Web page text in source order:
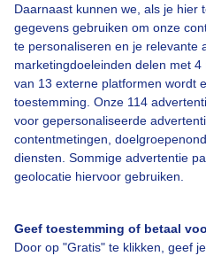
Daarnaast kunnen we, als je hier
gegevens gebruiken om onze
te personaliseren en je relevante
marketingdoeleinden delen met
van 13 externe platformen wordt
toestemming. Onze 114
voor gepersonaliseerde
contentmetingen,
diensten. Sommige advertentie
geolocatie hiervoor gebruiken.
Geef toestemming of betaal
Door op "Gratis" te klikken, geef
Over Buienradar
Bedrijfsgegevens